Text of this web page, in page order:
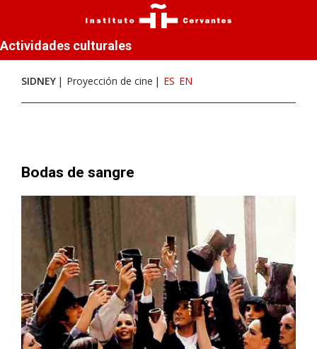
Actividades culturales
SIDNEY Proyección de cine ES EN
Bodas de sangre